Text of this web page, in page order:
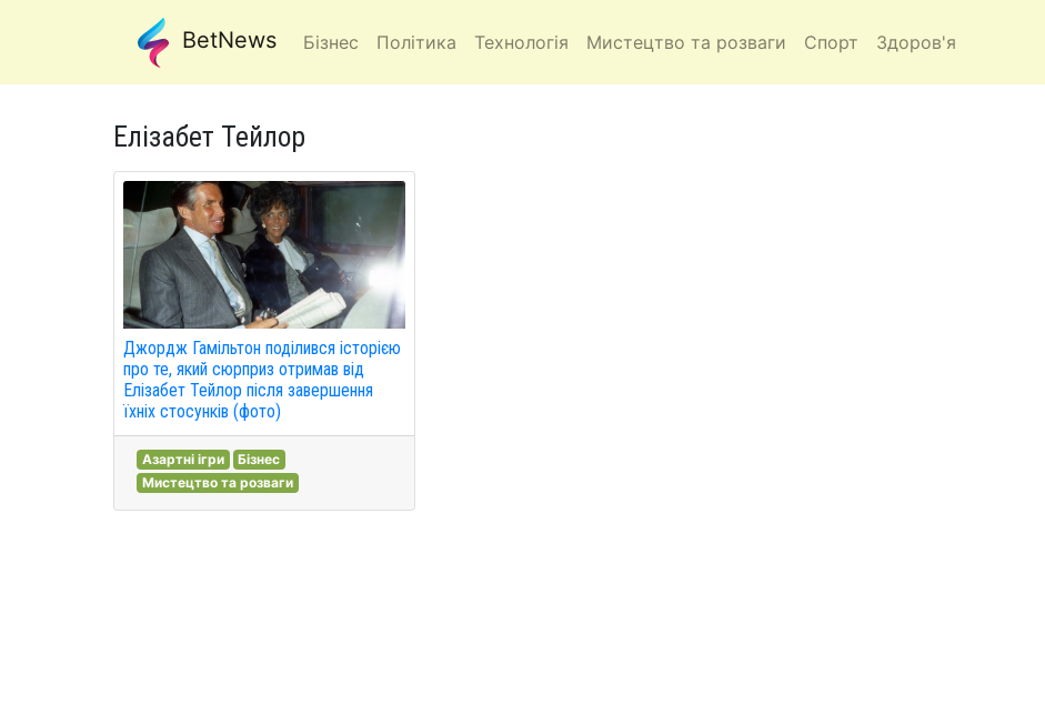
BetNews Бізнес Політика Технологія Мистецтво та розваги Спорт Здоров'я
Елізабет Тейлор
Джордж Гамільтон поділився історією
про те, який сюрприз отримав від
Елізабет Тейлор після завершення
їхніх стосунків (фото)
Азартні ігри
Бізнес
Мистецтво та розваги